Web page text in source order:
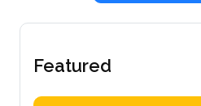
Featured